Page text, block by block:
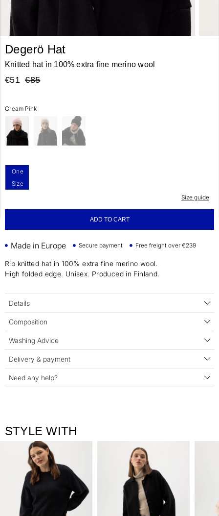
Degerö Hat
Knitted hat in 100% extra fine merino wool
€51 €85
Cream Pink
One
Size
Size guide
ADD TO CART
Made in Europe Secure payment Free freight over €239
Rib knitted hat in 100% extra fine merino wool.
High folded edge. Unisex. Produced in Finland.
Details
Composition
Washing Advice
Delivery & payment
Need any help?
STYLE WITH